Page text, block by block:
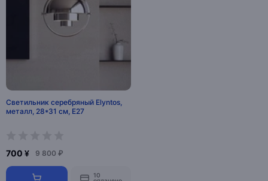
Светильник серебряный Elyntos,
металл, 28*31 см, Е27
700 ¥ 9 800 ₽
10